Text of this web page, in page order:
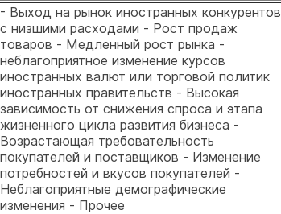
- Выход на рынок иностранных конкурентов
с низшими расходами - Рост продаж
товаров - Медленный рост рынка -
неблагоприятное изменение курсов
иностранных валют или торговой политик
иностранных правительств - Высокая
зависимость от снижения спроса и этапа
жизненного цикла развития бизнеса -
Возрастающая требовательность
покупателей и поставщиков - Изменение
потребностей и вкусов покупателей -
Неблагоприятные демографические
изменения - Прочее